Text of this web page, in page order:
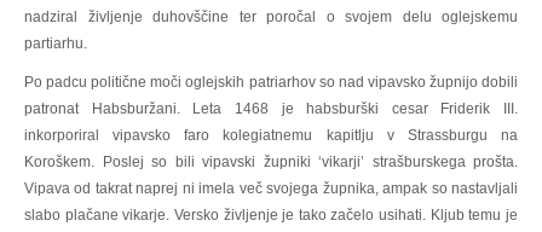
nadziral življenje duhovščine ter poročal o svojem delu oglejskemu
partiarhu.
Po padcu politične moči oglejskih patriarhov so nad vipavsko župnijo dobili
patronat Habsburžani. Leta 1468 je habsburški cesar Friderik III.
inkorporiral vipavsko faro kolegiatnemu kapitlju v Strassburgu na
Koroškem. Poslej so bili vipavski župniki ‘vikarji’ strašburskega prošta.
Vipava od takrat naprej ni imela več svojega župnika, ampak so nastavljali
slabo plačane vikarje. Versko življenje je tako začelo usihati. Kljub temu je